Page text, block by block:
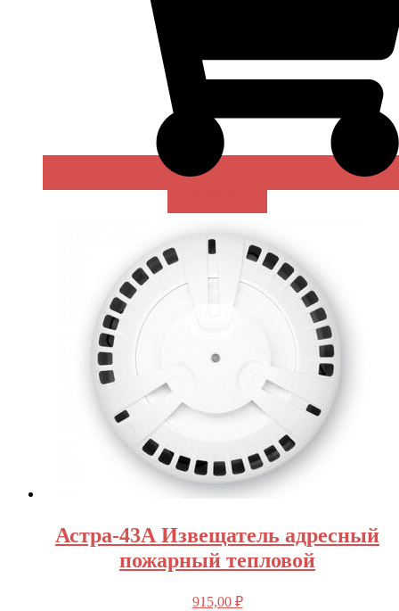
Астра-43А Извещатель адресный
пожарный тепловой
915,00 ₽